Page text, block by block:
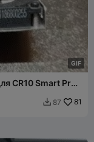
GIF
CR10 Smart Pro
 87 81